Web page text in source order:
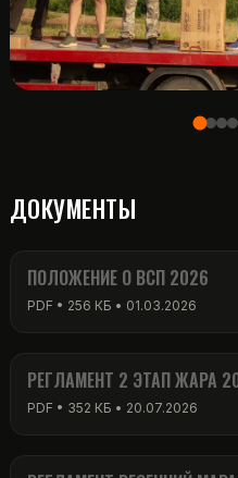
ДОКУМЕНТЫ
ПОЛОЖЕНИЕ О ВСП 2026
РЕГЛАМЕНТ 2 ЭТАП ЖАРА